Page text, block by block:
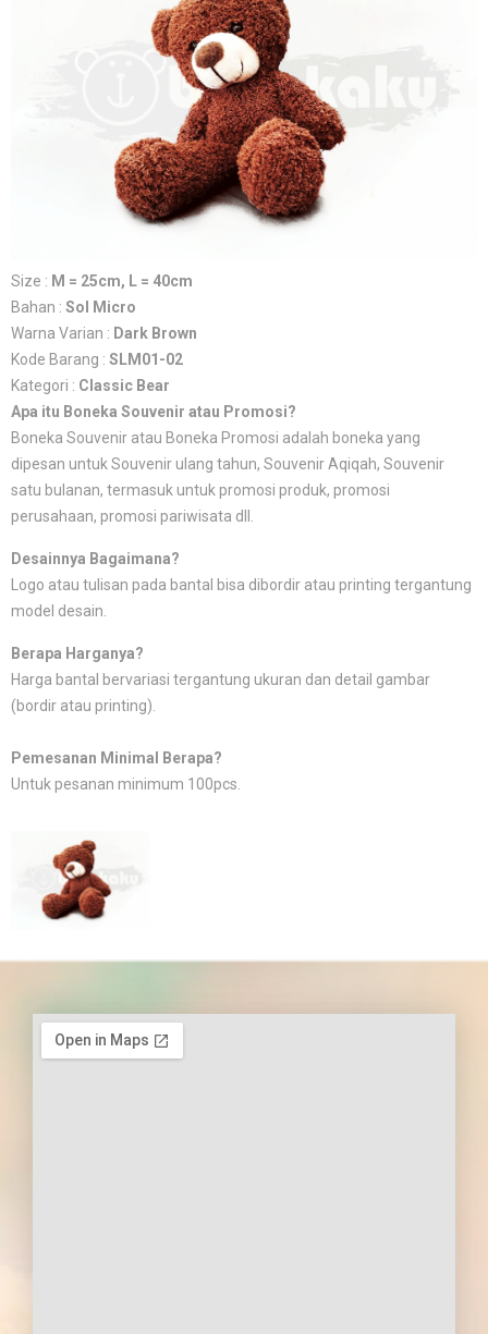
Size : M = 25cm, L = 40cm
Bahan : Sol Micro
Warna Varian : Dark Brown
Kode Barang : SLM01-02
Kategori : Classic Bear
Apa itu Boneka Souvenir atau Promosi?
Boneka Souvenir atau Boneka Promosi adalah boneka yang
dipesan untuk Souvenir ulang tahun, Souvenir Aqiqah, Souvenir
satu bulanan, termasuk untuk promosi produk, promosi
perusahaan, promosi pariwisata dll.
Desainnya Bagaimana?
Logo atau tulisan pada bantal bisa dibordir atau printing tergantung
model desain.
Berapa Harganya?
Harga bantal bervariasi tergantung ukuran dan detail gambar
(bordir atau printing).
Pemesanan Minimal Berapa?
Untuk pesanan minimum 100pcs.